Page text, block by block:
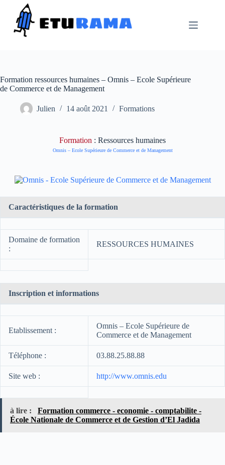
contenu
Formation ressources humaines – Omnis – Ecole Supérieure
de Commerce et de Management
Julien 14 août 2021 Formations
Formation : Ressources humaines
Omnis – Ecole Supérieure de Commerce et de Management
Caractéristiques de la formation
Domaine de formation
:
RESSOURCES HUMAINES
Inscription et informations
Etablissement :
Omnis – Ecole Supérieure de
Commerce et de Management
Téléphone : 03.88.25.88.88
Site web : http://www.omnis.edu
à lire :
Formation commerce - economie - comptabilite -
École Nationale de Commerce et de Gestion d’El Jadida